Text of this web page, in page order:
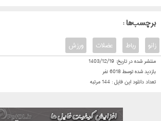
: برچسب‌ها
ورزش عضلات رباط زانو
منتشر شده در تاریخ: 1403/12/19
بازدید شده توسط6018نفر
تعداد دانلود این فایل : 144مرتبه